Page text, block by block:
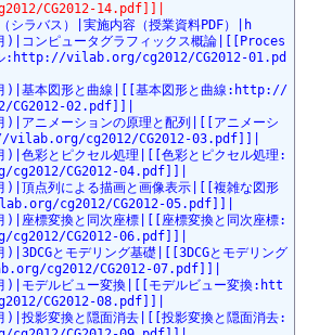
CG2012-14.pdf]]|
シラバス）|実施内容（授業資料PDF）|h
コンピュータグラフィックス概論|[[Proces
ル:http://vilab.org/cg2012/CG2012-01.pd
)|基本図形と曲線|[[基本図形と曲線:http://
02.pdf]]|
アニメーションの原理と配列|[[アニメーシ
vilab.org/cg2012/CG2012-03.pdf]]|
色彩とピクセル処理|[[色彩とピクセル処理:
CG2012-04.pdf]]|
頂点列による描画と画像表示|[[複雑な図形
cg2012/CG2012-05.pdf]]|
座標変換と同次座標|[[座標変換と同次座標:
CG2012-06.pdf]]|
とモデリング基礎|[[3DCGとモデリング
cg2012/CG2012-07.pdf]]|
)|モデルビュー変換|[[モデルビュー変換:htt
CG2012-08.pdf]]|
投影変換と隠面消去|[[投影変換と隠面消去: